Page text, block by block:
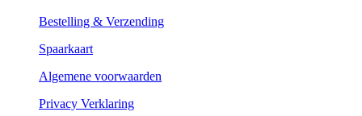
Bestelling & Verzending
Spaarkaart
Algemene voorwaarden
Privacy Verklaring